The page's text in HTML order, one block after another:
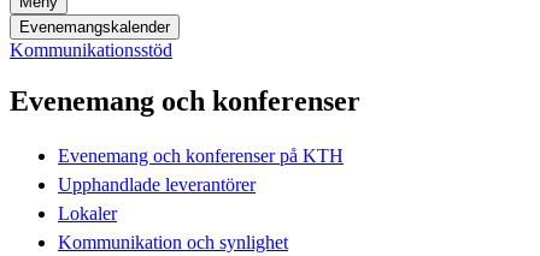
Evenemangskalender
Kommunikationsstöd
Evenemang och konferenser
Evenemang och konferenser på KTH
Upphandlade leverantörer
Lokaler
Kommunikation och synlighet